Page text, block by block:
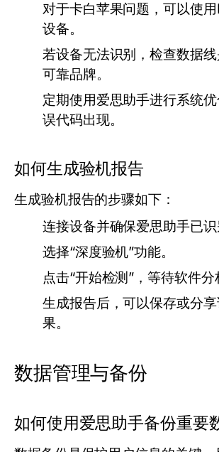
对于卡白苹果问题，可以使
设备。
若设备无法识别，检查数据
可靠品牌。
定期使用爱思助手进行系统
误代码出现。
如何生成验机报告
生成验机报告的步骤如下：
连接设备并确保爱思助手已识
选择“深度验机”功能。
点击“开始检测”，等待软件分
生成报告后，可以保存或分
果。
数据管理与备份
如何使用爱思助手备份重要